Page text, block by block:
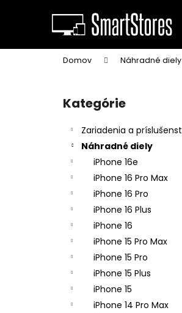
Domov Náhradné diely
Preskočiť
kategórie
Kategórie
Zariadenia a
Náhradné diely
iPhone 16e
iPhone 16 Pro Max
iPhone 16 Pro
iPhone 16 Plus
iPhone 16
iPhone 15 Pro Max
iPhone 15 Pro
iPhone 15 Plus
iPhone 15
iPhone 14 Pro Max
í
Späť
do
obchodu
Späť
do
obchodu
APPLE IPHONE 14 PRO -
- ORIGINAL APPLE
65,90 €